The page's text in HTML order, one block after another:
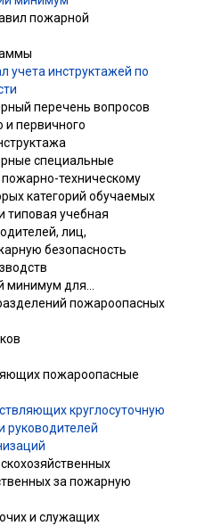
пожарной
учета инструктажей по
перечень вопросов
и первичного
специальные
техническому
категорий обучаемых
типовая учебная
лиц,
безопасность
минимум для...
пожароопасных
пожароопасные
круглосуточную
руководителей
за пожарную
и служащих